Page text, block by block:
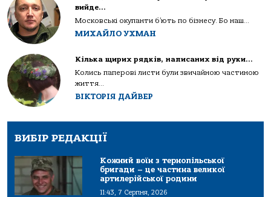
вийде…
Московські окупанти б’ють по бізнесу. Бо наш...
МИХАЙЛО УХМАН
Кілька щирих рядків, написаних від руки…
Колись паперові листи були звичайною частиною
життя...
ВІКТОРІЯ ДАЙВЕР
ВИБІР РЕДАКЦІЇ
Кожний воїн з тернопільської
бригади – це частина великої
артилерійської родини
11:43, 7 Серпня, 2026